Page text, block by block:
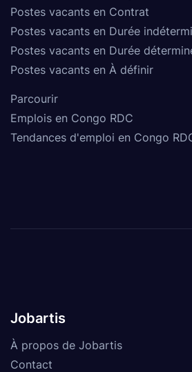
Postes vacants en Contrat
Postes vacants en Durée
Postes vacants en Durée
Postes vacants en À définir
Parcourir
Emplois en Congo RDC
Tendances d'emploi en Congo
Jobartis
À propos de Jobartis
Contact